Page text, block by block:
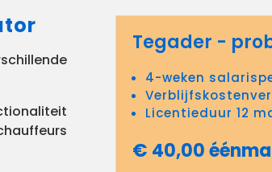
Tegader -
4-weken
Licentieduur 12
€ 40,00